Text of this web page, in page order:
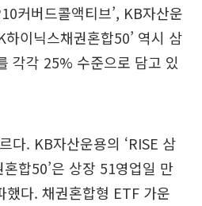
커버드콜액티브’, KB자산운
하이닉스채권혼합50’ 역시 삼
각각 25% 수준으로 담고 있
다. KB자산운용의 ‘RISE 삼
합50’은 상장 51영업일 만
했다. 채권혼합형 ETF 가운